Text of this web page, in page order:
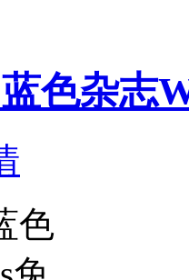
色杂志